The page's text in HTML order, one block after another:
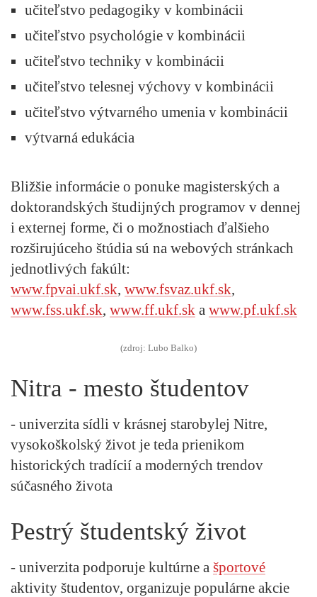
učiteľstvo pedagogiky v kombinácii
učiteľstvo psychológie v kombinácii
učiteľstvo techniky v kombinácii
učiteľstvo telesnej výchovy v kombinácii
učiteľstvo výtvarného umenia v kombinácii
výtvarná edukácia
Bližšie informácie o ponuke magisterských a
doktorandských študijných programov v dennej
i externej forme, či o možnostiach ďalšieho
rozširujúceho štúdia sú na webových stránkach
jednotlivých fakúlt:
www.fpvai.ukf.sk, www.fsvaz.ukf.sk,
www.fss.ukf.sk, www.ff.ukf.sk a www.pf.ukf.sk
(zdroj: Lubo Balko)
Nitra - mesto študentov
- univerzita sídli v krásnej starobylej Nitre,
vysokoškolský život je teda prienikom
historických tradícií a moderných trendov
súčasného života
Pestrý študentský život
- univerzita podporuje kultúrne a športové
aktivity študentov, organizuje populárne akcie